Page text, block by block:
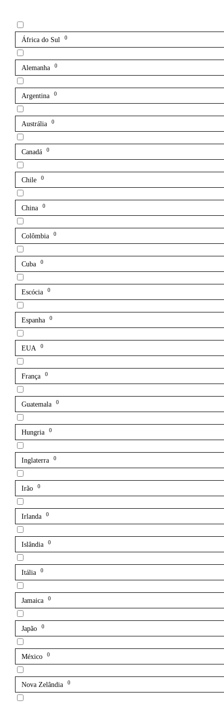
África do Sul 0
Alemanha 0
Argentina 0
Austrália 0
Canadá 0
Chile 0
China 0
Colômbia 0
Cuba 0
Escócia 0
Espanha 0
EUA 0
França 0
Guatemala 0
Hungria 0
Inglaterra 0
Irão 0
Irlanda 0
Islândia 0
Itália 0
Jamaica 0
Japão 0
México 0
Nova Zelândia 0